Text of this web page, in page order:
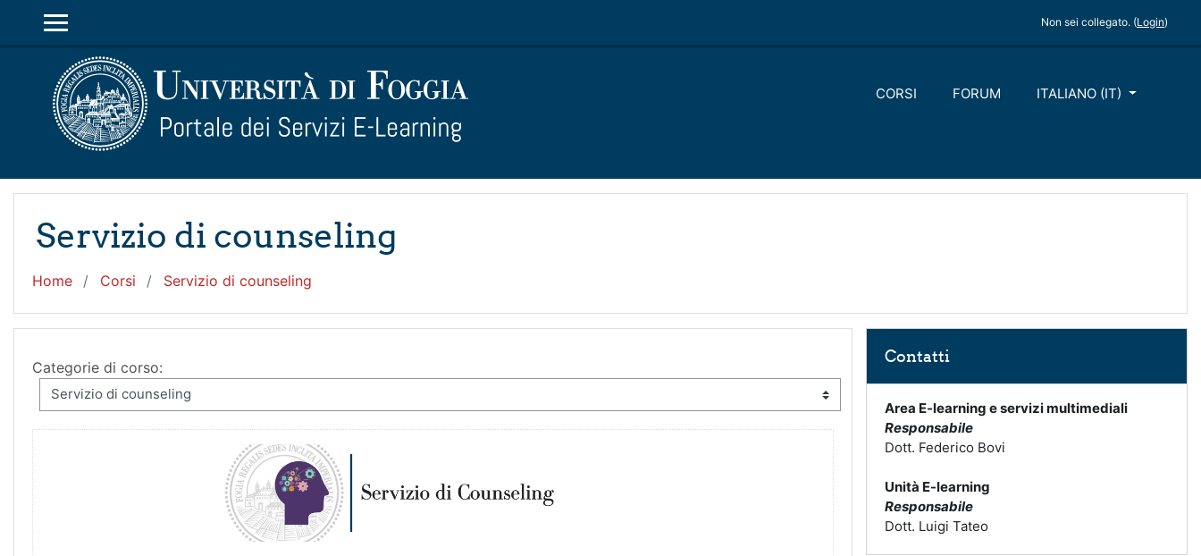
PANNELLO LATERALE
Non sei collegato. (Login)
CORSI FORUM ITALIANO ‎(IT)‎
Servizio di counseling
Home Corsi Servizio di counseling
Categorie di corso:
Contatti
Area E-learning e servizi multimediali
Responsabile
Dott. Federico Bovi
Unità E-learning
Responsabile
Dott. Luigi Tateo